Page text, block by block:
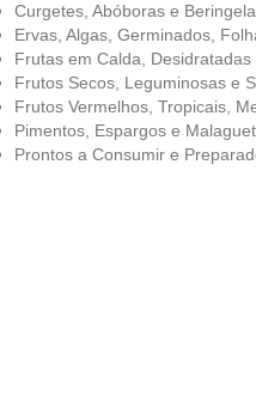
Curgetes, Abóboras e
Ervas, Algas, Germinados,
Frutas em Calda,
Frutos Secos, Leguminosas e
Frutos Vermelhos, Tropicais,
Pimentos, Espargos e
Prontos a Consumir e